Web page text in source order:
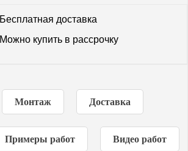
Бесплатная доставка
Можно купить в рассрочку
Монтаж Доставка
Примеры работ Видео работ